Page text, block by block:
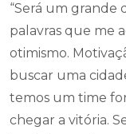
“Será um grande
palavras que me
otimismo.
buscar uma
temos um time
chegar a vitória.